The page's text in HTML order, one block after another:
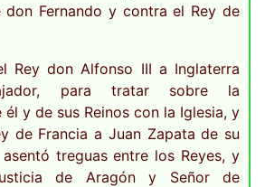
Fernando y contra el Rey de
Rey don Alfonso III a Inglaterra
para tratar sobre la
y de sus Reinos con la Iglesia, y
de Francia a Juan Zapata de su
treguas entre los Reyes, y
de Aragón y Señor de